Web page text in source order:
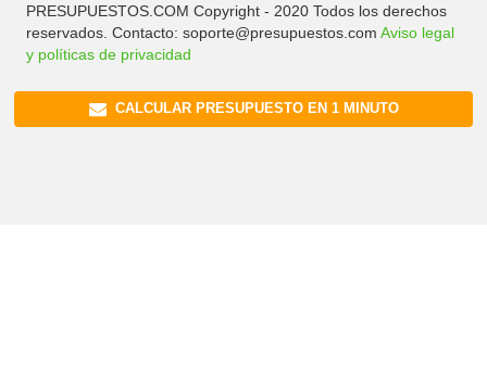
PRESUPUESTOS.COM Copyright - 2020 Todos los derechos
reservados. Contacto: soporte@presupuestos.com Aviso legal
y políticas de privacidad
CALCULAR PRESUPUESTO EN 1 MINUTO